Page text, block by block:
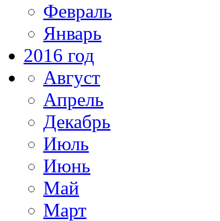
Февраль
Январь
2016 год
Август
Апрель
Декабрь
Июль
Июнь
Май
Март